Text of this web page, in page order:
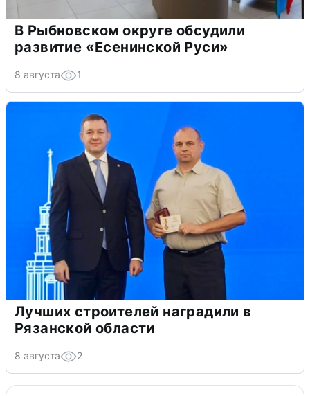
В Рыбновском округе обсудили
развитие «Есенинской Руси»
8 августа 1
Лучших строителей наградили в
Рязанской области
8 августа 2